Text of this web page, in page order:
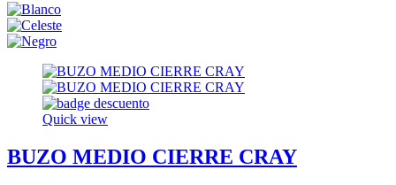
Quick view
BUZO MEDIO CIERRE CRAY